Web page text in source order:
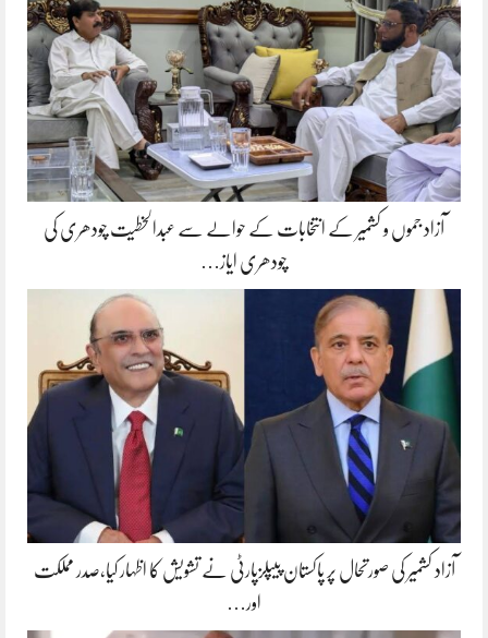
آزاد جموں و کشمیر کے انتخابات کے حوالے سے عبدالخطیت چودھری کی
چودھری ایاز…
آزاد کشمیر کی صورتحال پر پاکستان پیپلزپارٹی نے تشویش کا اظہار کیا،صدر مملکت
اور…